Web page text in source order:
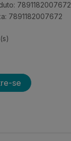
7891182007672
7891182007672
se